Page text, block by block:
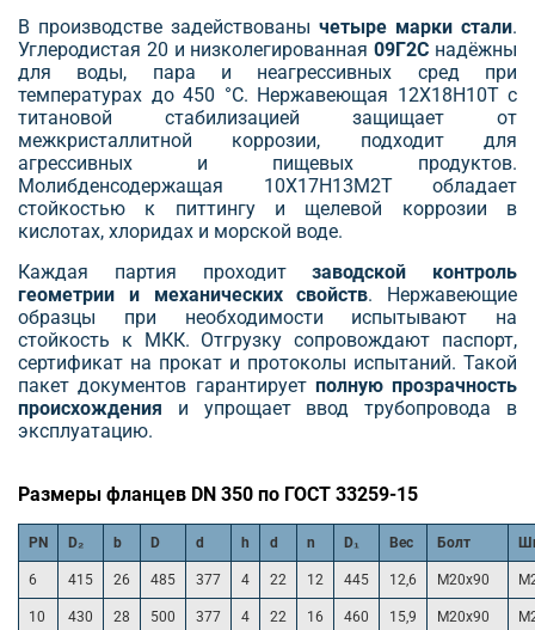
В производстве задействованы четыре марки стали.
Углеродистая 20 и низколегированная09Г2С надёжны
для воды, пара и неагрессивных сред при
температурах до 450 °С. Нержавеющая 12Х18Н10Т с
титановой стабилизацией защищает от
межкристаллитной коррозии, подходит для
агрессивных и пищевых продуктов.
Молибденсодержащая 10Х17Н13М2Т обладает
стойкостью к питтингу и щелевой коррозии в
кислотах, хлоридах и морской воде.
Каждая партия проходитзаводской контроль
геометрии и механических свойств. Нержавеющие
образцы при необходимости испытывают на
стойкость к МКК. Отгрузку сопровождают паспорт,
сертификат на прокат и протоколы испытаний. Такой
пакет документов гарантирует полную прозрачность
происхождения и упрощает ввод трубопровода в
эксплуатацию.
Размеры фланцев DN 350 по ГОСТ 33259-15
PN D₂ b D d h d n D₁ Вес Болт
6 415 26 485 377 4 22 12 445 12,6 М20х90
10 430 28 500 377 4 22 16 460 15,9 М20х90